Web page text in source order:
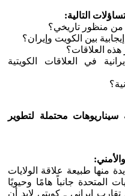
التالية:
من منظور تاريخي؟
بين الكويت وإيران؟
هذه العلاقات؟
في العلاقات الكويتية
محتملة لتطوير
منها طبيعة علاقة الولايات
المتحدة جانباً هامًا وحيويًا
إيراني ـ كويتي لابد أن